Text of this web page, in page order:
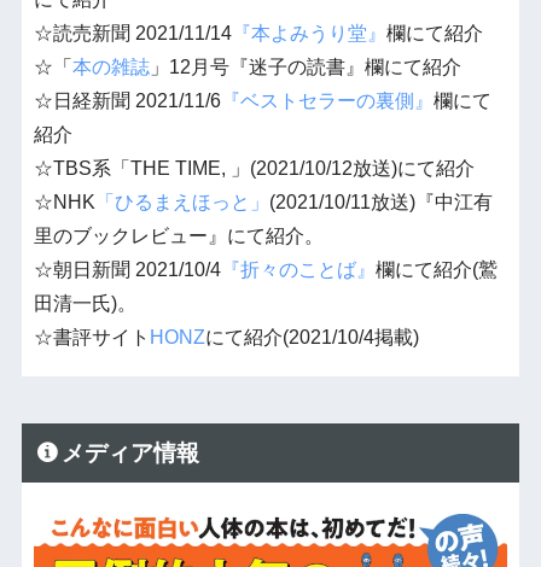
☆読売新聞 2021/11/14『本よみうり堂』 欄にて紹介
☆「 本の雑誌」12月号『迷子の読書』欄にて紹介
☆日経新聞 2021/11/6『ベストセラーの裏側』 欄にて
紹介
☆TBS系「THE TIME, 」(2021/10/12放送)にて紹介
☆NHK 「ひるまえほっと」 (2021/10/11放送)『中江有
里のブックレビュー』にて紹介。
☆朝日新聞 2021/10/4『折々のことば』 欄にて紹介(鷲
田清一氏)。
☆書評サイト HONZにて紹介(2021/10/4掲載)
メディア情報